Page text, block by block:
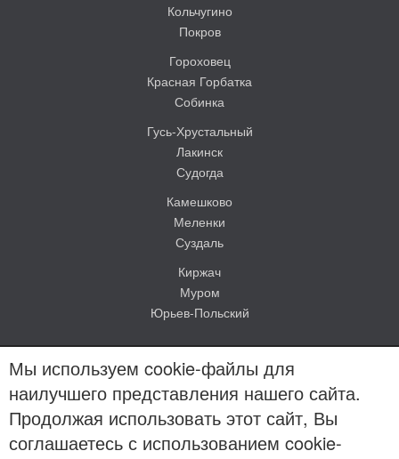
Кольчугино
Покров
Гороховец
Красная Горбатка
Собинка
Гусь-Хрустальный
Лакинск
Судогда
Камешково
Меленки
Суздаль
Киржач
Муром
Юрьев-Польский
© Evakuator-vladimir.ru 2012-2026
Карта сайта
Мы используем cookie-файлы для
наилучшего представления нашего сайта.
Продолжая использовать этот сайт, Вы
соглашаетесь с использованием cookie-